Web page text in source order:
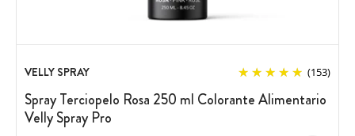
VELLY SPRAY (153)
Spray Terciopelo Rosa 250 ml Colorante Alimentario
Velly Spray Pro